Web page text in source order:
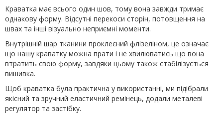
Краватка має всього один шов, тому вона завжди тримає
однакову форму. Відсутні перекоси сторін, потовщення на
швах та інші візуально неприємні моменти.
Внутрішній шар тканини проклеєний флізеліном, це означає
що нашу краватку можна прати і не хвилюватись що вона
втратить свою форму, завдяки цьому також стабілізується
вишивка.
Щоб краватка була практична у використанні, ми підібрали
якісний та зручний еластичний ремінець, додали металеві
регулятор та застібку.